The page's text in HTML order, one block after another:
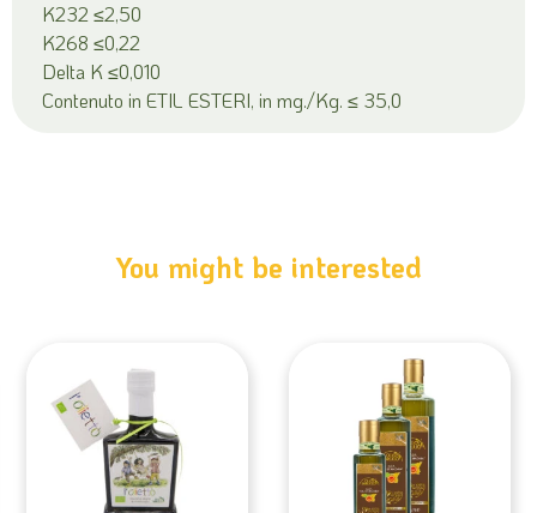
K232 ≤2,50
K268 ≤0,22
Delta K ≤0,010
Contenuto in ETIL ESTERI, in mg./Kg. ≤ 35,0
You might be interested